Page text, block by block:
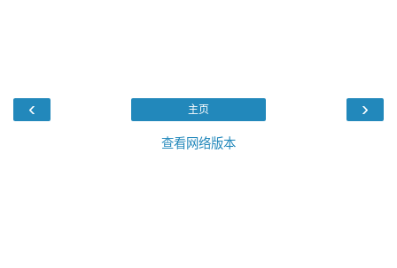
‹ ›
主页
查看网络版本